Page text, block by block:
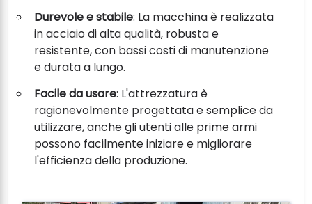
Durevole e stabile: La macchina è realizzata
in acciaio di alta qualità, robusta e
resistente, con bassi costi di manutenzione
e durata a lungo.
Facile da usare: L'attrezzatura è
ragionevolmente progettata e semplice da
utilizzare, anche gli utenti alle prime armi
possono facilmente iniziare e migliorare
l'efficienza della produzione.